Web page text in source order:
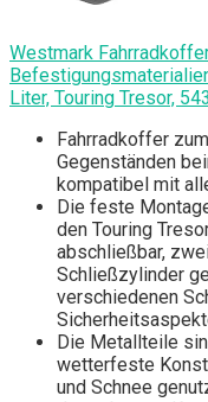
Westmark
Liter, Touring Tresor,
Fahrradkoffer
Gegenständen
kompatibel mit
Die feste
den Touring
abschließbar,
Schließzylinder
verschiedenen
Die Metallteile
wetterfeste
und Schnee